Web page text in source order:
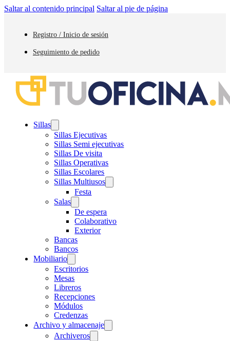
Saltar al contenido principal Saltar al pie de página
Registro / Inicio de sesión
Seguimiento de pedido
Sillas
Sillas Ejecutivas
Sillas Semi ejecutivas
Sillas De visita
Sillas Operativas
Sillas Escolares
Sillas Multiusos
Festa
Salas
De espera
Colaborativo
Exterior
Bancas
Bancos
Mobiliario
Escritorios
Mesas
Libreros
Recepciones
Módulos
Credenzas
Archivo y almacenaje
Archiveros